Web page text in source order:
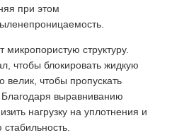
при этом
структуру.
чтобы блокировать жидкую
велик, чтобы пропускать
выравниванию
нагрузку на уплотнения и